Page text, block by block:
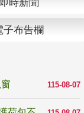
即時新聞
子布告欄
115-08-07